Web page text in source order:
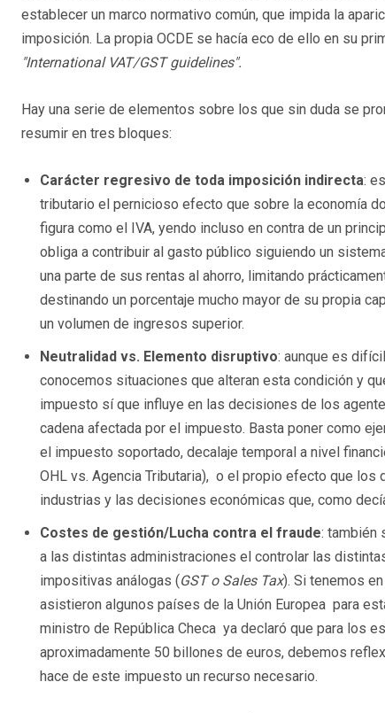
establecer un marco normativo común, que impida la
imposición. La propia OCDE se hacía eco de ello en su
"International VAT/GST guidelines".
Hay una serie de elementos sobre los que sin duda se
resumir en tres bloques:
Carácter regresivo de toda imposición indirecta:
tributario el pernicioso efecto que sobre la economía
figura como el IVA, yendo incluso en contra de un
obliga a contribuir al gasto público siguiendo un
una parte de sus rentas al ahorro, limitando
destinando un porcentaje mucho mayor de su propia
un volumen de ingresos superior.
Neutralidad vs. Elemento disruptivo: aunque es
conocemos situaciones que alteran esta condición y
impuesto sí que influye en las decisiones de los
cadena afectada por el impuesto. Basta poner como
el impuesto soportado, decalaje temporal a nivel
OHL vs. Agencia Tributaria), o el propio efecto que
industrias y las decisiones económicas que, como
Costes de gestión/Lucha contra el fraude: también
a las distintas administraciones el controlar las
impositivas análogas (GST o Sales Tax). Si tenemos
asistieron algunos países de la Unión Europea para
ministro de República Checa ya declaró que para los
aproximadamente 50 billones de euros, debemos
hace de este impuesto un recurso necesario.